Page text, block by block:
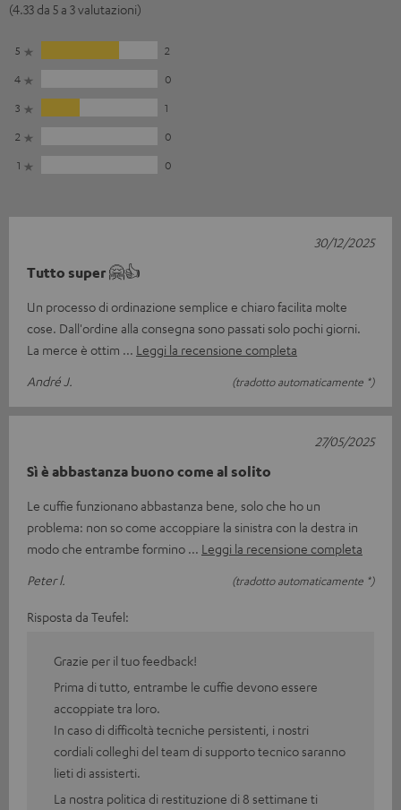
(4.33 da 5 a 3 valutazioni)
5
2
4
0
3
1
2
0
1
0
Tutto super 🤗👍
Un processo di ordinazione semplice e chiaro facilita molte
cose. Dall'ordine alla consegna sono passati solo pochi giorni.
La merce è ottim
Leggi la recensione completa
André J.
(tradotto automaticamente *)
30/12/2025
Sì è abbastanza buono come al solito
Le cuffie funzionano abbastanza bene, solo che ho un
problema: non so come accoppiare la sinistra con la destra in
modo che entrambe formino
Leggi la recensione completa
Peter l.
(tradotto automaticamente *)
27/05/2025
Risposta da Teufel:
Grazie per il tuo feedback!
Prima di tutto, entrambe le cuffie devono essere
accoppiate tra loro.
In caso di difficoltà tecniche persistenti, i nostri
cordiali colleghi del team di supporto tecnico saranno
lieti di assisterti.
La nostra politica di restituzione di 8 settimane ti